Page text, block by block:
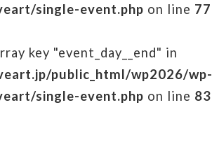
single-event.php on line 77
key "event_day__end" in
public_html/wp2026/wp-
single-event.php on line 83